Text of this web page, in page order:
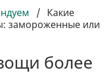
/ Какие
замороженные или
более